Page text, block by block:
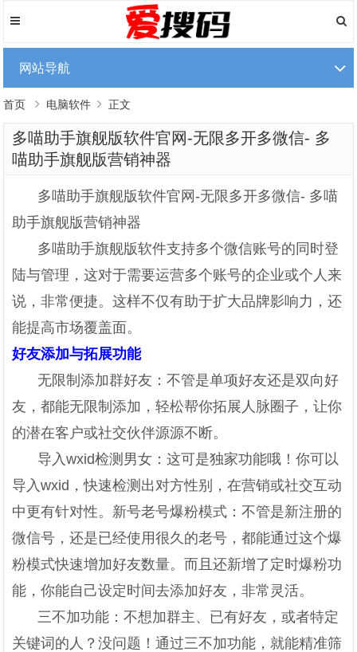
网站导航
首页 电脑软件 正文
多喵助手旗舰版软件官网-无限多开多微信- 多
喵助手旗舰版营销神器
多喵助手旗舰版软件官网-无限多开多微信- 多喵
助手旗舰版营销神器
多喵助手旗舰版软件支持多个微信账号的同时登
陆与管理，这对于需要运营多个账号的企业或个人来
说，非常便捷。这样不仅有助于扩大品牌影响力，还
能提高市场覆盖面。
好友添加与拓展功能
无限制添加群好友：不管是单项好友还是双向好
友，都能无限制添加，轻松帮你拓展人脉圈子，让你
的潜在客户或社交伙伴源源不断。
导入wxid检测男女：这可是独家功能哦！你可以
导入wxid，快速检测出对方性别，在营销或社交互动
中更有针对性。新号老号爆粉模式：不管是新注册的
微信号，还是已经使用很久的老号，都能通过这个爆
粉模式快速增加好友数量。而且还新增了定时爆粉功
能，你能自己设定时间去添加好友，非常灵活。
三不加功能：不想加群主、已有好友，或者特定
关键词的人？没问题！通过三不加功能，就能精准筛